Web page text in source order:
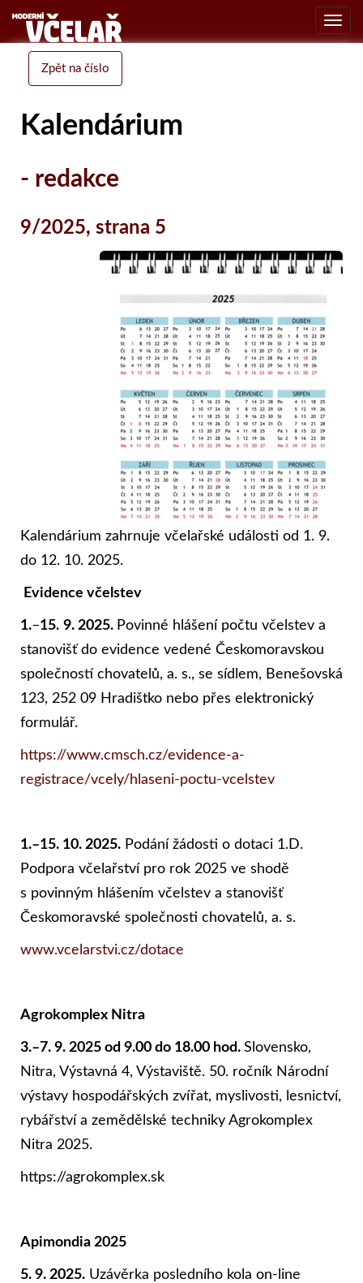
Zpět na číslo
Kalendárium
- redakce
9/2025, strana 5
Kalendárium zahrnuje včelařské události od 1. 9.
do 12. 10. 2025.
Evidence včelstev
1.–15. 9. 2025. Povinné hlášení počtu včelstev a
stanovišť do evidence vedené Českomoravskou
společností chovatelů, a. s., se sídlem, Benešovská
123, 252 09 Hradištko nebo přes elektronický
formulář.
https://www.cmsch.cz/evidence-a-
registrace/vcely/hlaseni-poctu-vcelstev
1.–15. 10. 2025. Podání žádosti o dotaci 1.D.
Podpora včelařství pro rok 2025 ve shodě
s povinným hlášením včelstev a stanovišť
Českomoravské společnosti chovatelů, a. s.
www.vcelarstvi.cz/dotace
Agrokomplex Nitra
3.–7. 9. 2025 od 9.00 do 18.00 hod. Slovensko,
Nitra, Výstavná 4, Výstaviště. 50. ročník Národní
výstavy hospodářských zvířat, myslivosti, lesnictví,
rybářství a zemědělské techniky Agrokomplex
Nitra 2025.
https://agrokomplex.sk
Apimondia 2025
5. 9. 2025. Uzávěrka posledního kola on-line